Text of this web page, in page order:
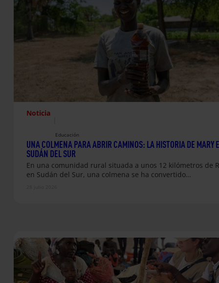
Noticia
Educación
UNA COLMENA PARA ABRIR CAMINOS: LA HISTORIA DE MARY
SUDÁN DEL SUR
En una comunidad rural situada a unos 12 kilómetros de
en Sudán del Sur, una colmena se ha convertido…